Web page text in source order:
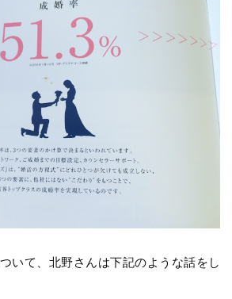
いて、北野さんは下記のような話をし